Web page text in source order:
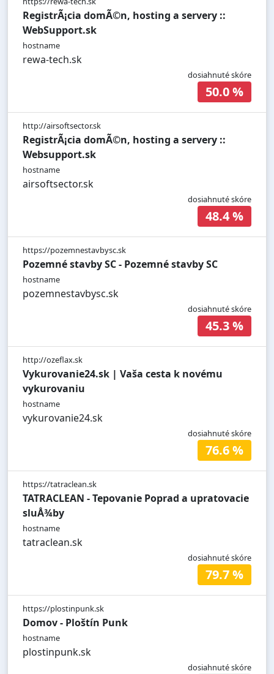
RegistrÃ¡cia domÃ©n, hosting a servery ::
WebSupport.sk
hostname
rewa-tech.sk
dosiahnuté skóre
50.0 %
http://airsoftsector.sk
RegistrÃ¡cia domÃ©n, hosting a servery ::
Websupport.sk
hostname
airsoftsector.sk
dosiahnuté skóre
48.4 %
https://pozemnestavbysc.sk
Pozemné stavby SC - Pozemné stavby SC
hostname
pozemnestavbysc.sk
dosiahnuté skóre
45.3 %
http://ozeflax.sk
Vykurovanie24.sk | Vaša cesta k novému
vykurovaniu
hostname
vykurovanie24.sk
dosiahnuté skóre
76.6 %
https://tatraclean.sk
TATRACLEAN - Tepovanie Poprad a upratovacie
sluÅ¾by
hostname
tatraclean.sk
dosiahnuté skóre
79.7 %
https://plostinpunk.sk
Domov - Ploštín Punk
hostname
plostinpunk.sk
dosiahnuté skóre